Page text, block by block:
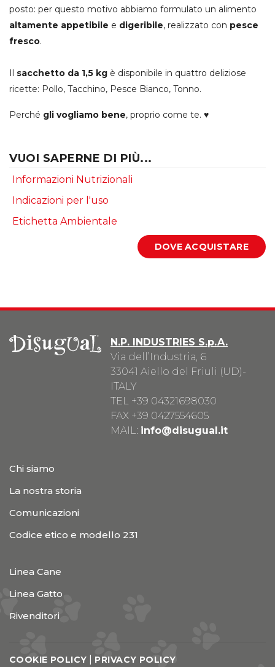
posto: per questo motivo abbiamo formulato un alimento
altamente appetibile e digeribile, realizzato con pesce
fresco.
Il sacchetto da 1,5 kg è disponibile in quattro deliziose
ricette: Pollo, Tacchino, Pesce Bianco, Tonno.
Perché gli vogliamo bene, proprio come te. ♥
VUOI SAPERNE DI PIÙ...
Informazioni Nutrizionali
Indicazioni per l'uso
Etichetta Ambientale
N.P. INDUSTRIES S.p.A.
Via dell’Industria, 6
33041 Aiello del Friuli (UD)-
ITALY
TEL +39 04321698030
FAX +39 0427554605
MAIL: info@disugual.it
Chi siamo
La nostra storia
Comunicazioni
Codice etico e modello 231
Linea Cane
Linea Gatto
Rivenditori
COOKIE POLICY PRIVACY POLICY